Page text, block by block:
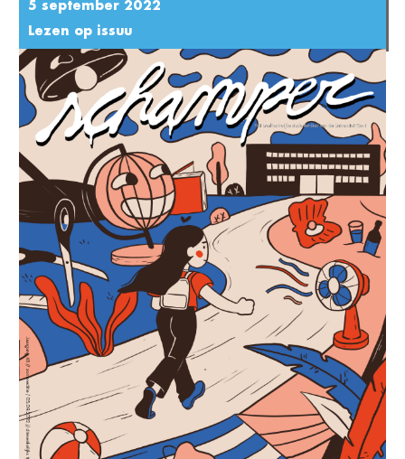
5 september 2022
Lezen op issuu